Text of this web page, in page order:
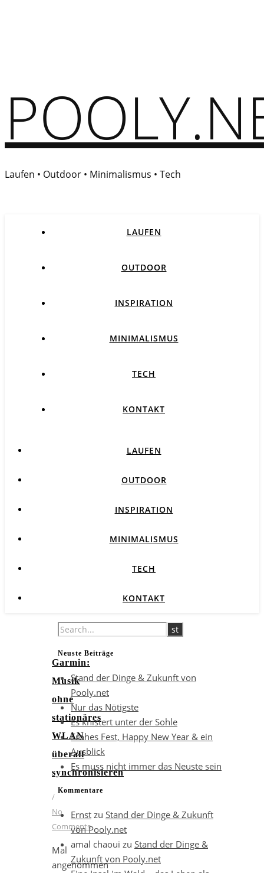
Laufen • Outdoor • Minimalismus • Tech
LAUFEN
OUTDOOR
INSPIRATION
MINIMALISMUS
TECH
KONTAKT
LAUFEN
OUTDOOR
INSPIRATION
MINIMALISMUS
TECH
KONTAKT
Garmin:
Musik
ohne
stationäres
WLAN
überall
synchronisieren
/
No
Comments
Mal
angenommen
Neuste Beiträge
Stand der Dinge & Zukunft von
Pooly.net
Nur das Nötigste
Es knistert unter der Sohle
Frohes Fest, Happy New Year & ein
Ausblick
Es muss nicht immer das Neuste sein
Kommentare
Ernst zu Stand der Dinge & Zukunft
von Pooly.net
amal chaoui zu Stand der Dinge &
Zukunft von Pooly.net